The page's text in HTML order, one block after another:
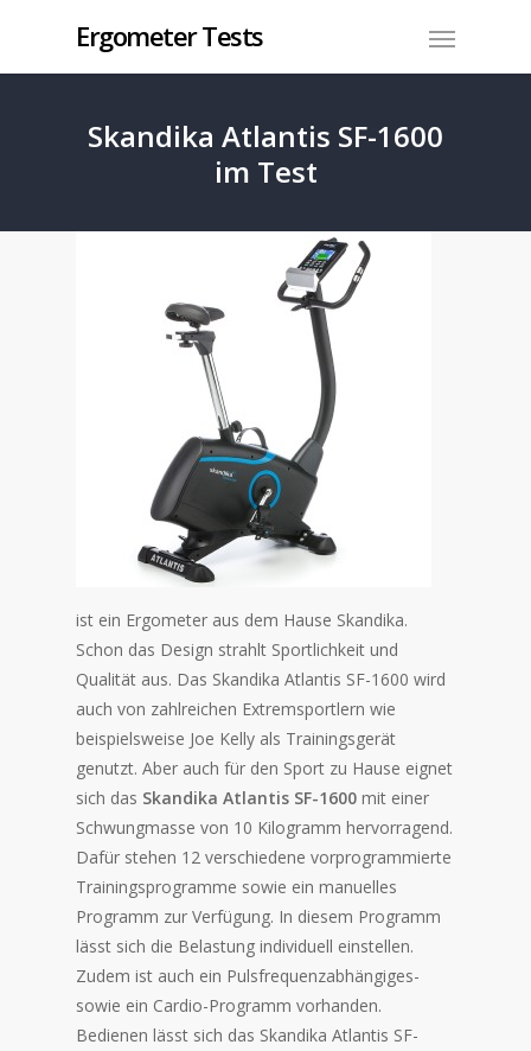
Ergometer Tests
Skandika Atlantis SF-1600
im Test
ist ein Ergometer aus dem Hause Skandika.
Schon das Design strahlt Sportlichkeit und
Qualität aus. Das Skandika Atlantis SF-1600 wird
auch von zahlreichen Extremsportlern wie
beispielsweise Joe Kelly als Trainingsgerät
genutzt. Aber auch für den Sport zu Hause eignet
sich das Skandika Atlantis SF-1600 mit einer
Schwungmasse von 10 Kilogramm hervorragend.
Dafür stehen 12 verschiedene vorprogrammierte
Trainingsprogramme sowie ein manuelles
Programm zur Verfügung. In diesem Programm
lässt sich die Belastung individuell einstellen.
Zudem ist auch ein Pulsfrequenzabhängiges-
sowie ein Cardio-Programm vorhanden.
Bedienen lässt sich das Skandika Atlantis SF-